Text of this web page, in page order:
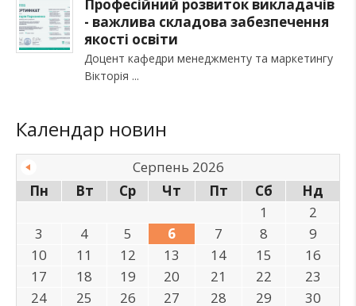
Професійний розвиток викладачів
- важлива складова забезпечення
якості освіти
Доцент кафедри менеджменту та маркетингу
Вікторія
Календар новин
Серпень 2026
Пн
Вт Ср Чт Пт Сб
Нд
1
2
3
4 5 6 7 8
9
10
11 12 13 14 15
16
17
18 19 20 21 22
23
24
25 26 27 28 29
30